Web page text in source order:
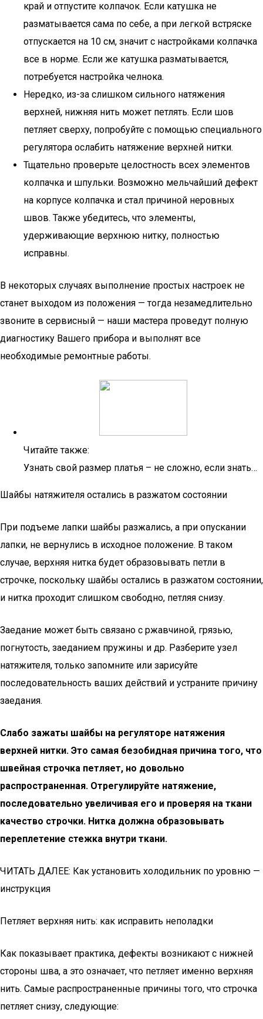
край и отпустите колпачок. Если катушка не
разматывается сама по себе, а при легкой встряске
отпускается на 10 см, значит с настройками колпачка
все в норме. Если же катушка разматывается,
потребуется настройка челнока.
Нередко, из-за слишком сильного натяжения
верхней, нижняя нить может петлять. Если шов
петляет сверху, попробуйте с помощью специального
регулятора ослабить натяжение верхней нитки.
Тщательно проверьте целостность всех элементов
колпачка и шпульки. Возможно мельчайший дефект
на корпусе колпачка и стал причиной неровных
швов. Также убедитесь, что элементы,
удерживающие верхнюю нитку, полностью
исправны.
В некоторых случаях выполнение простых настроек не
станет выходом из положения — тогда незамедлительно
звоните в сервисный — наши мастера проведут полную
диагностику Вашего прибора и выполнят все
необходимые ремонтные работы.
Читайте также:
Узнать свой размер платья – не сложно, если знать…
Шайбы натяжителя остались в разжатом состоянии
При подъеме лапки шайбы разжались, а при опускании
лапки, не вернулись в исходное положение. В таком
случае, верхняя нитка будет образовывать петли в
строчке, поскольку шайбы остались в разжатом состоянии,
и нитка проходит слишком свободно, петляя снизу.
Заедание может быть связано с ржавчиной, грязью,
погнутость, заеданием пружины и др. Разберите узел
натяжителя, только запомните или зарисуйте
последовательность ваших действий и устраните причину
заедания.
Слабо зажаты шайбы на регуляторе натяжения
верхней нитки. Это самая безобидная причина того, что
швейная строчка петляет, но довольно
распространенная. Отрегулируйте натяжение,
последовательно увеличивая его и проверяя на ткани
качество строчки. Нитка должна образовывать
переплетение стежка внутри ткани.
ЧИТАТЬ ДАЛЕЕ: Как установить холодильник по уровню —
инструкция
Петляет верхняя нить: как исправить неполадки
Как показывает практика, дефекты возникают с нижней
стороны шва, а это означает, что петляет именно верхняя
нить. Самые распространенные причины того, что строчка
петляет снизу, следующие: